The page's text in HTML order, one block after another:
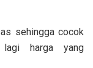
sehingga cocok
lagi harga yang